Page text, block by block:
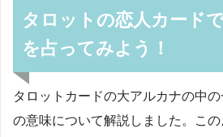
タロットの恋人カード
を占ってみよう！
タロットカードの大アルカナの中
の意味について解説しました。こ